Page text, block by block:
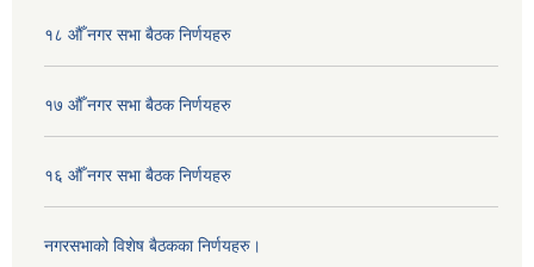
१८ औँ नगर सभा बैठक निर्णयहरु
१७ औँ नगर सभा बैठक निर्णयहरु
१६ औँ नगर सभा बैठक निर्णयहरु
नगरसभाको विशेष बैठकका निर्णयहरु।